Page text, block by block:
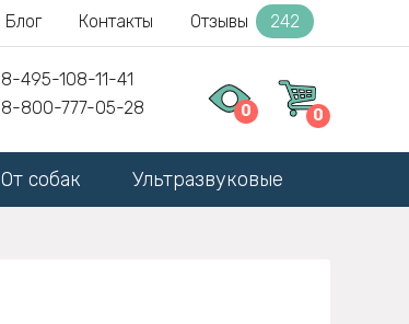
Блог Контакты Отзывы 242
8-495-108-11-41
8-800-777-05-28
0 0
От собак Ультразвуковые